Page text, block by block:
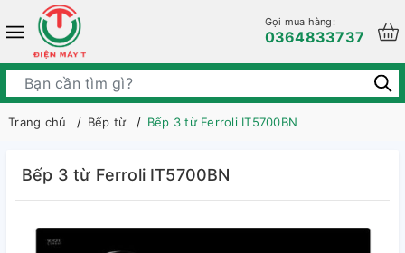
Gọi mua hàng:
0364833737
Trang chủ Bếp từ Bếp 3 từ Ferroli IT5700BN
Bếp 3 từ Ferroli IT5700BN